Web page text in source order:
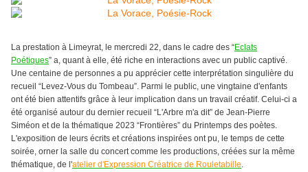
La prestation à Limeyrat, le mercredi 22, dans le cadre des “Eclats
Poétiques” a, quant à elle, été riche en interactions avec un public captivé.
Une centaine de personnes a pu apprécier cette interprétation singulière du
recueil “Levez-Vous du Tombeau”. Parmi le public, une vingtaine d'enfants
ont été bien attentifs grâce à leur implication dans un travail créatif. Celui-ci a
été organisé autour du dernier recueil “L'Arbre m'a dit” de Jean-Pierre
Siméon et de la thématique 2023 “Frontières” du Printemps des poètes.
L'exposition de leurs écrits et créations inspirées ont pu, le temps de cette
soirée, orner la salle du concert comme les productions, créées sur la même
thématique, de l'atelier d'Expression Créatrice de Rouletabille.